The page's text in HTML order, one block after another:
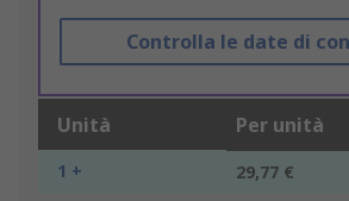
Controlla le date di
Unità Per unità
1 + 29,77 €